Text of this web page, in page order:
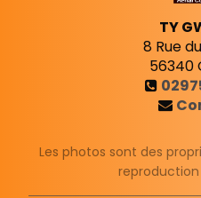
TY
8 Rue
56340
Les photos sont des